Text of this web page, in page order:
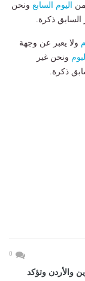
من اليوم السابع ونحن
ذكرة.
ولا يعبر عن وجهة
ونحن غير
ذكرة.
0
والأردن وتؤكد